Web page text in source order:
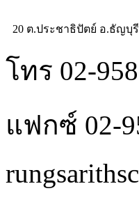
20 ต.ประชาธิปัตย์ อ.ธัญบุ
โทร 02-
แฟกซ์ 02-